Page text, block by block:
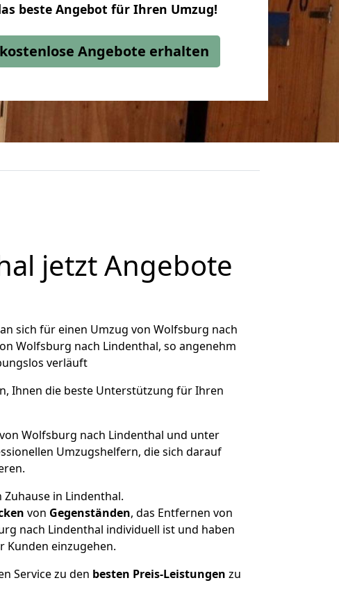
beste Angebot für Ihren Umzug!
Angebote erhalten
jetzt Angebote
sich für einen Umzug von Wolfsburg nach
Wolfsburg nach Lindenthal, so angenehm
verläuft
Ihnen die beste Unterstützung für Ihren
Wolfsburg nach Lindenthal und unter
Umzugshelfern, die sich darauf
in Lindenthal.
von Gegenständen, das Entfernen von
nach Lindenthal individuell ist und haben
Kunden einzugehen.
Service zu den besten Preis-Leistungen zu